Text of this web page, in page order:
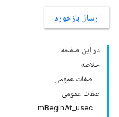
ارسال بازخورد
در این صفحه
خلاصه
صفات عمومی
صفات عمومی
mBeginAt_usec